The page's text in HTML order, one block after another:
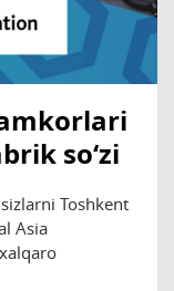
so‘zi
Toshkent
Asia